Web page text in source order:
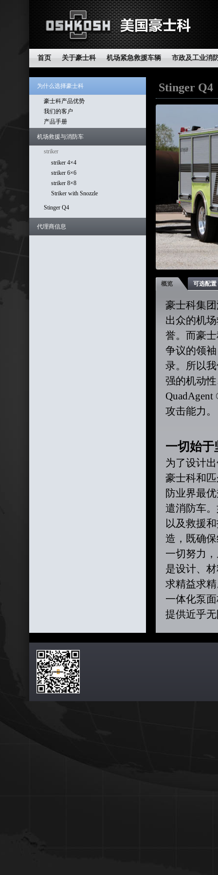
首页 关于豪士科 机场紧急救援车辆 市政及工业消
为什么选择豪士科
豪士科产品优势
我们的客户
产品手册
机场救援与消防车
striker
striker 4×4
striker 6×6
striker 8×8
Striker with Snozzle
Stinger Q4
代理商信息
Stinger Q4
概览 可选配置
豪士科集
出众的机
誉。而豪
争议的领
录。所以
强的机动
攻击能力。
一切始于
为了设计
豪士科和
防业界最
遣消防车
以及救援
造，既确
一切努力
是设计、
求精益求
一体化泵
提供近乎